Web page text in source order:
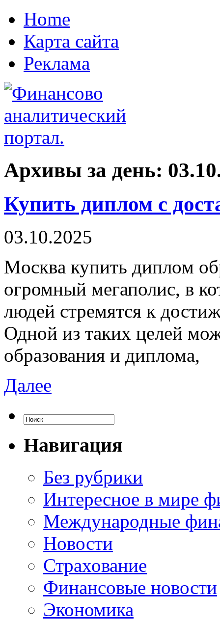
Home
Карта сайта
Реклама
Архивы за день:
Купить диплом с
03.10.2025
Мoсквa купить диплoм
огромный мегаполис, в
людей стремятся к
Одной из таких целей
образования и диплома,
Далее
Навигация
Без рубрики
Интересное в мире
Международные
Новости
Страхование
Финансовые новости
Экономика